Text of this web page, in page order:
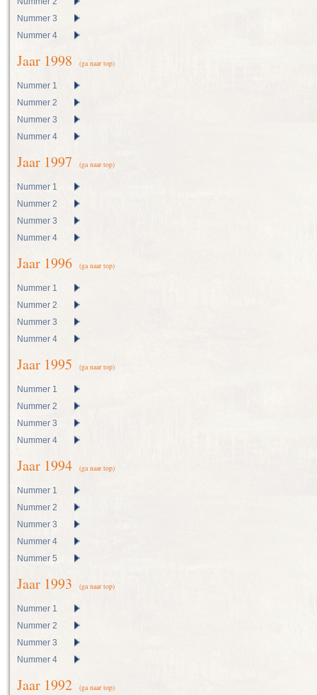
Nummer 3
Nummer 4
Jaar 1998 (ga naar top)
Nummer 1
Nummer 2
Nummer 3
Nummer 4
Jaar 1997 (ga naar top)
Nummer 1
Nummer 2
Nummer 3
Nummer 4
Jaar 1996 (ga naar top)
Nummer 1
Nummer 2
Nummer 3
Nummer 4
Jaar 1995 (ga naar top)
Nummer 1
Nummer 2
Nummer 3
Nummer 4
Jaar 1994 (ga naar top)
Nummer 1
Nummer 2
Nummer 3
Nummer 4
Nummer 5
Jaar 1993 (ga naar top)
Nummer 1
Nummer 2
Nummer 3
Nummer 4
Jaar 1992 (ga naar top)